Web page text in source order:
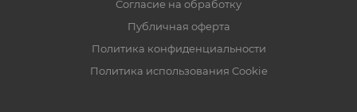
Согласие на обработку
Публичная оферта
Политика конфиденциальности
Политика использования Cookie